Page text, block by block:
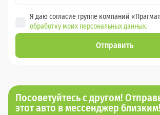
Я даю согласие группе компаний
обработку моих персональных данных.
Отправить
Посоветуйтесь с другом!
этот авто в мессенджер близким!